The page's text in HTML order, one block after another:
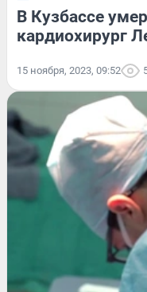
В Кузбассе
кардиохирург
15 ноября, 2023, 09:52